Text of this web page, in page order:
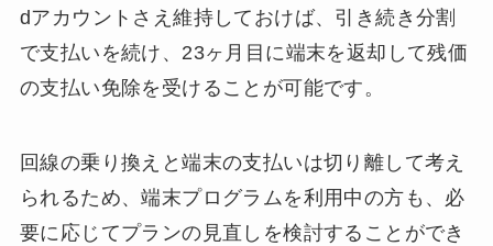
dアカウントさえ維持しておけば、引き続き分割
で支払いを続け、23ヶ月目に端末を返却して残価
の支払い免除を受けることが可能です。
回線の乗り換えと端末の支払いは切り離して考え
られるため、端末プログラムを利用中の方も、必
要に応じてプランの見直しを検討することができ